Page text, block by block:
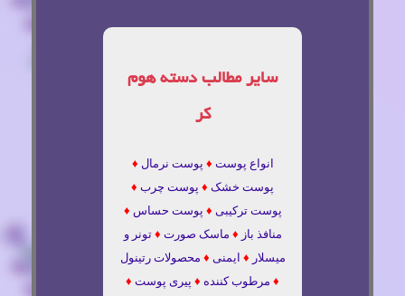
سایر مطالب دسته هوم
کر
انواع پوست ♦ پوست نرمال ♦
پوست خشک ♦ پوست چرب ♦
پوست ترکیبی ♦ پوست حساس ♦
منافذ باز ♦ ماسک صورت ♦ تونر و
میسلار ♦ ایمنی ♦ محصولات رتینول
♦ مرطوب کننده ♦ پیری پوست ♦